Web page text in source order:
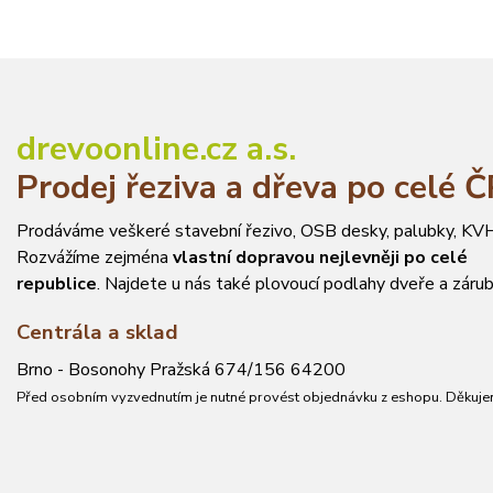
drevoonline.cz a.s.
Prodej řeziva a dřeva po celé
Prodáváme veškeré stavební řezivo, OSB desky, palubky,
Rozvážíme zejména vlastní dopravou nejlevněji po celé
republice. Najdete u nás také plovoucí podlahy dveře a
Centrála a sklad
Brno - Bosonohy Pražská 674/156 64200
Před osobním vyzvednutím je nutné provést objednávku z eshopu.